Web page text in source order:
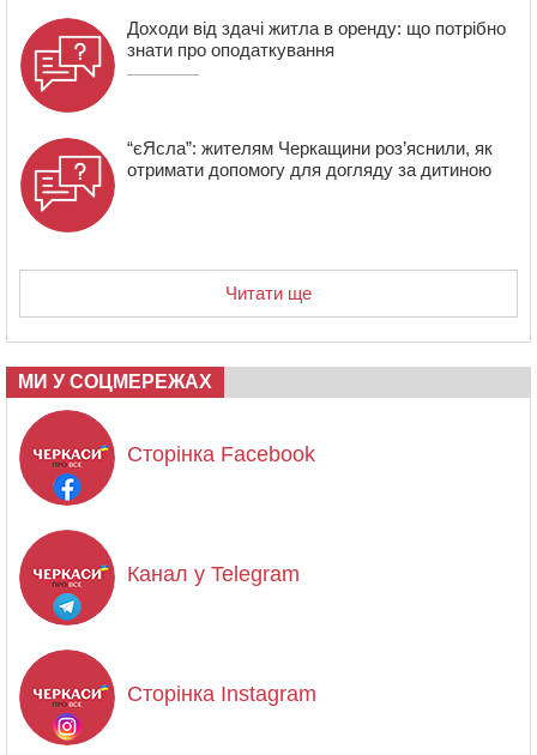
Доходи від здачі житла в оренду: що потрібно
знати про оподаткування
“єЯсла”: жителям Черкащини роз’яснили, як
отримати допомогу для догляду за дитиною
Читати ще
МИ У СОЦМЕРЕЖАХ
Сторінка Facebook
Канал у Telegram
Сторінка Instagram